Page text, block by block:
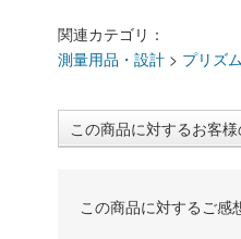
関連カテゴリ：
測量用品・設計 > プリズ
この商品に対するお客
この商品に対するご感